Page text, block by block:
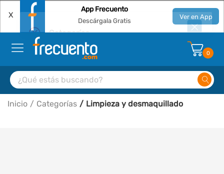
X
App Frecuento
Descárgala Gratis Ver en App
0
Inicio Categorías Limpieza y desmaquillado